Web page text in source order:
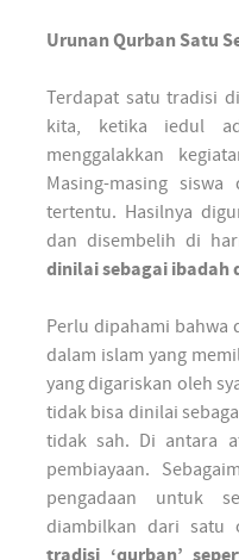
Urunan Qurban Satu
Terdapat satu tradisi
kita, ketika iedul
menggalakkan
Masing-masing
tertentu. Hasilnya
dan disembelih di
dinilai sebagai ibadah
Perlu dipahami bahwa
dalam islam yang
yang digariskan oleh
tidak bisa dinilai
tidak sah. Di antara
pembiayaan.
pengadaan untuk
diambilkan dari satu
tradisi ‘qurban’